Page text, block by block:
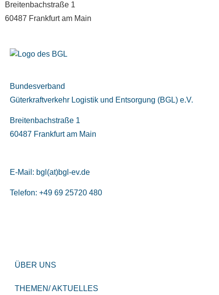
Breitenbachstraße 1
60487 Frankfurt am Main
Bundesverband
Güterkraftverkehr Logistik und Entsorgung (BGL) e.V.
Breitenbachstraße 1
60487 Frankfurt am Main
E-Mail: bgl(at)bgl-ev.de
Telefon: +49 69 25720 480
ÜBER UNS
THEMEN/ AKTUELLES